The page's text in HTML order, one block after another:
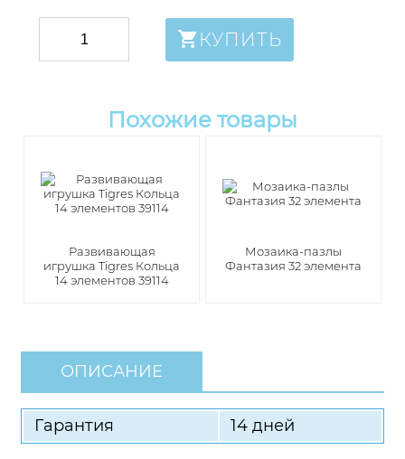
КУПИТЬ
Похожие товары
Развивающая
игрушка Tigres Кольца
14 элементов 39114
Мозаика-пазлы
Фантазия 32 элемента
ОПИСАНИЕ
Гарантия 14 дней